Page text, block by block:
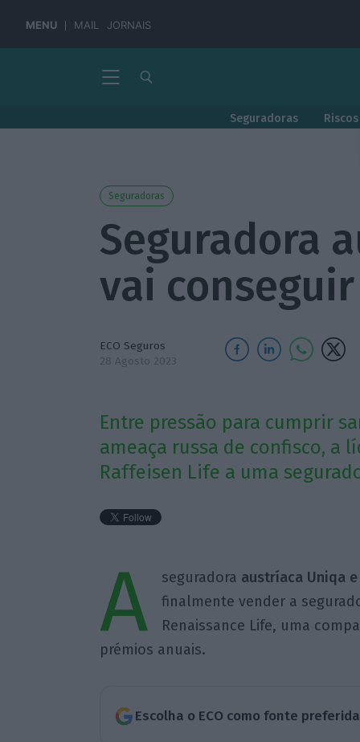
MENU MAIL JORNAIS
Seguradoras
Seguradoras
Seguradora
vai
ECO Seguros
28 Agosto 2023
Entre pressão para cumprir
ameaça russa de confisco, a
Raffeisen Life a uma
A seguradora austríaca Uniqa
finalmente vender a
Renaissance Life, uma
prémios anuais.
Escolha o ECO como fonte